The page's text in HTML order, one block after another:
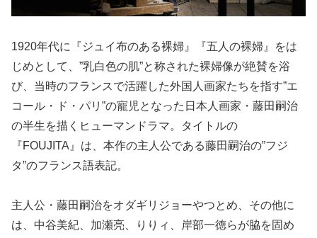
1920年代に『ジュイ布のある裸婦』『五人の裸婦』をは
じめとして、”乳白色の肌”と称された裸婦像が絶賛を浴
び、当時のフランスで活躍した外国人画家たちを指す”エ
コール・ド・パリ”の寵児となった日本人画家・藤田嗣治
の半生を描くヒューマンドラマ。タイトルの
『FOUJITA』は、本作の主人公である藤田嗣治の”フジ
タ”のフランス語表記。
主人公・藤田嗣治をオダギリジョーやつとめ、その他に
は、中谷美紀、加瀬亮、りりィ、岸部一徳らが脇を固め